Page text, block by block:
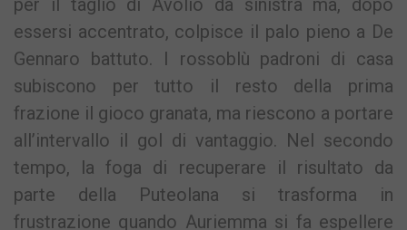
per il taglio di Avolio da sinistra ma, dopo
essersi accentrato, colpisce il palo pieno a De
Gennaro battuto. I rossoblù padroni di casa
subiscono per tutto il resto della prima
frazione il gioco granata, ma riescono a portare
all’intervallo il gol di vantaggio. Nel secondo
tempo, la foga di recuperare il risultato da
parte della Puteolana si trasforma in
frustrazione quando Auriemma si fa espellere